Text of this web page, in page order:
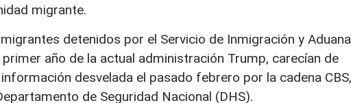
migrante.
detenidos por el Servicio de Inmigración y
año de la actual administración Trump, carecían de
desvelada el pasado febrero por la cadena CBS,
de Seguridad Nacional (DHS).